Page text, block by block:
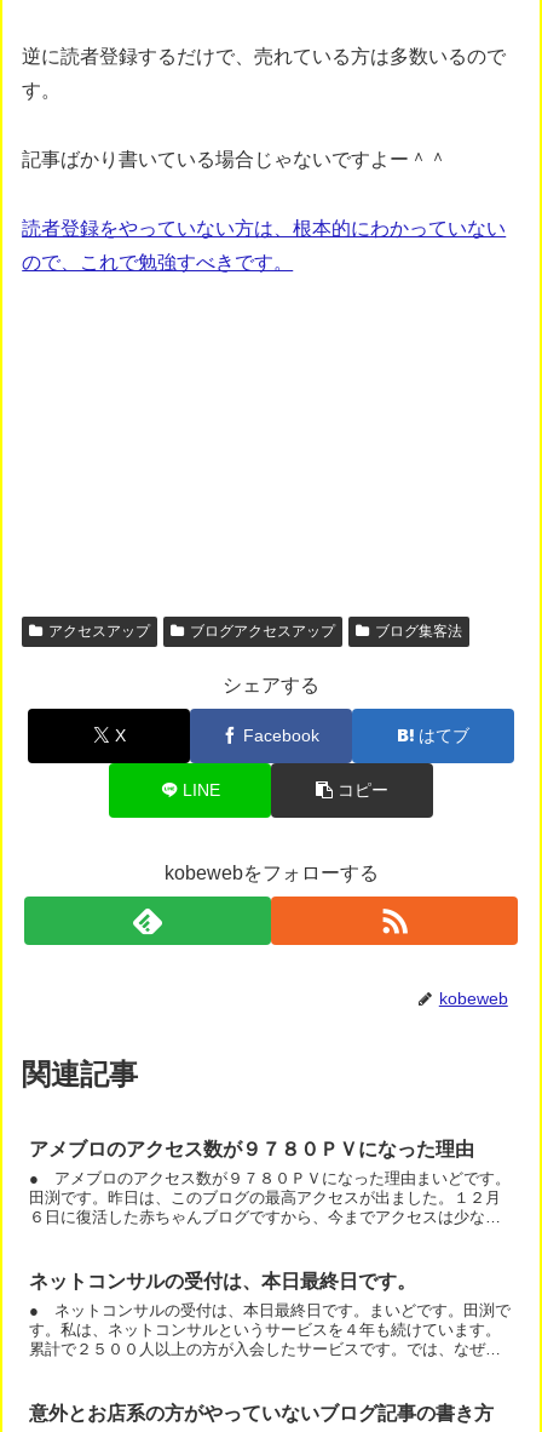
逆に読者登録するだけで、売れている方は多数いるので
す。
記事ばかり書いている場合じゃないですよー＾＾
読者登録をやっていない方は、根本的にわかっていない
ので、これで勉強すべきです。
アクセスアップ ブログアクセスアップ ブログ集客法
シェアする
X Facebook はてブ
LINE コピー
kobewebをフォローする
kobeweb
関連記事
アメブロのアクセス数が９７８０ＰＶになった理由
● アメブロのアクセス数が９７８０ＰＶになった理由まいどです。
田渕です。昨日は、このブログの最高アクセスが出ました。１２月
６日に復活した赤ちゃんブログですから、今までアクセスは少ない
ネットコンサルの受付は、本日最終日です。
● ネットコンサルの受付は、本日最終日です。まいどです。田渕で
す。私は、ネットコンサルというサービスを４年も続けています。
累計で２５００人以上の方が入会したサービスです。では、なぜ、
意外とお店系の方がやっていないブログ記事の書き方